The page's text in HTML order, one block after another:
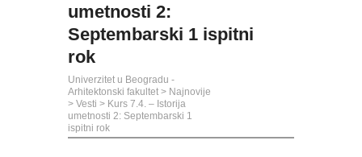
umetnosti 2:
Septembarski 1 ispitni
rok
Univerzitet u Beogradu -
Arhitektonski fakultet > Najnovije
> Vesti > Kurs 7.4. – Istorija
umetnosti 2: Septembarski 1
ispitni rok